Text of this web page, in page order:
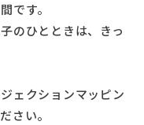
です。
のひとときは、きっ
ェクションマッピン
さい。